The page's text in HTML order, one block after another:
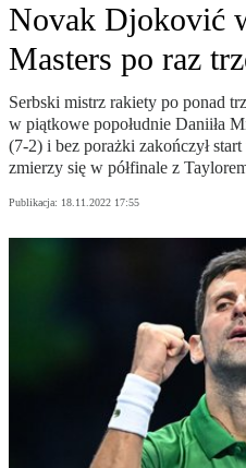
Novak Djoković
Masters po raz
Serbski mistrz rakiety po ponad
w piątkowe popołudnie Daniiła
(7-2) i bez porażki zakończył
zmierzy się w półfinale z
Publikacja: 18.11.2022 17:55